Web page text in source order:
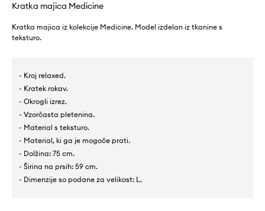
Kratka majica Medicine
Kratka majica iz kolekcije Medicine. Model izdelan iz tkanine s
teksturo.
- Kroj relaxed.
- Kratek rokav.
- Okrogli izrez.
- Vzorčasta pletenina.
- Material s teksturo.
- Material, ki ga je mogoče prati.
- Dolžina: 75 cm.
- Širina na prsih: 59 cm.
- Dimenzije so podane za velikost: L.